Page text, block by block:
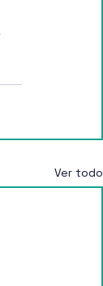
Ver todo